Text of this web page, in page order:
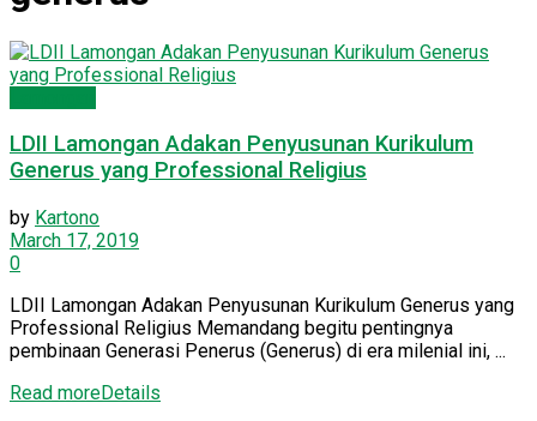
LDII Lamongan Adakan Penyusunan Kurikulum
Generus yang Professional Religius
by Kartono
March 17, 2019
0
LDII Lamongan Adakan Penyusunan Kurikulum Generus yang
Professional Religius Memandang begitu pentingnya
pembinaan Generasi Penerus (Generus) di era milenial ini, ...
Read moreDetails